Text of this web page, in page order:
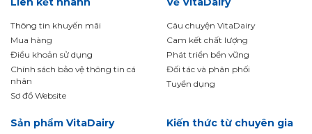
Thông tin khuyến mãi
Mua hàng
Điều khoản sử dụng
Chính sách bảo vệ thông tin cá
nhân
Sơ đồ Website
Câu chuyện VitaDairy
Cam kết chất lượng
Phát triển bền vững
Đối tác và phân phối
Tuyển dụng
Sản phẩm VitaDairy Kiến thức từ chuyên gia